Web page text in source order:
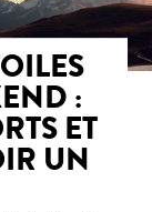
:
ET
UN